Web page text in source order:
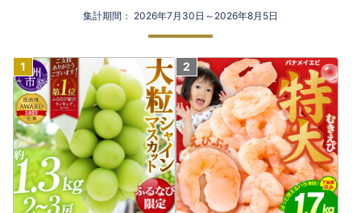
集計期間： 2026年7月30日～2026年8月5日